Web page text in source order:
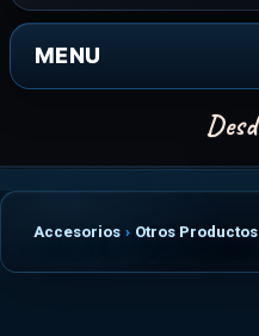
MENU
Accesorios Otros Productos